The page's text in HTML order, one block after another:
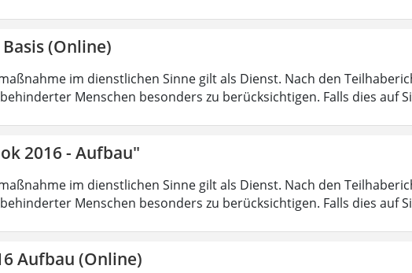
Basis (Online)
im dienstlichen Sinne gilt als Dienst. Nach den
Menschen besonders zu berücksichtigen. Falls dies auf
2016 - Aufbau"
im dienstlichen Sinne gilt als Dienst. Nach den
Menschen besonders zu berücksichtigen. Falls dies auf
Aufbau (Online)